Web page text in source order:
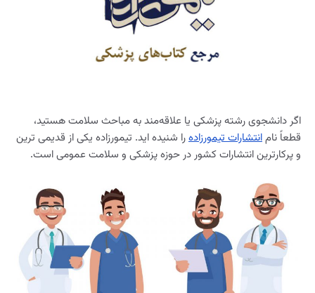
اگر دانشجوی رشته پزشکی یا علاقه‌مند به مباحث سلامت هستید،
قطعاً نامانتشارات تیمورزادهرا شنیده اید. تیمورزاده یکی از قدیمی ترین
و پرکارترین انتشارات کشور در حوزه پزشکی و سلامت عمومی است.